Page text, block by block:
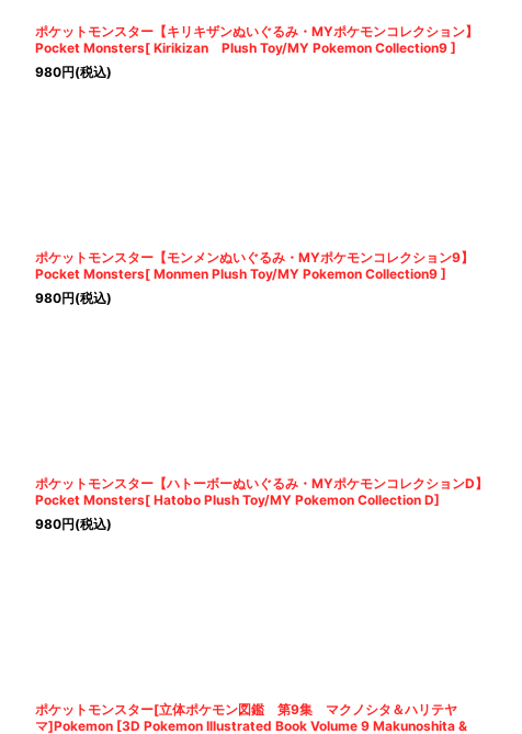
ポケットモンスター【キリキザンぬいぐるみ・MYポケモンコレクション】
Pocket Monsters[ Kirikizan Plush Toy/MY Pokemon Collection9 ]
980円(税込)
ポケットモンスター【モンメンぬいぐるみ・MYポケモンコレクション9】
Pocket Monsters[ Monmen Plush Toy/MY Pokemon Collection9 ]
980円(税込)
ポケットモンスター【ハトーボーぬいぐるみ・MYポケモンコレクションD】
Pocket Monsters[ Hatobo Plush Toy/MY Pokemon Collection D]
980円(税込)
ポケットモンスター[立体ポケモン図鑑 第9集 マクノシタ＆ハリテヤ
マ]Pokemon [3D Pokemon Illustrated Book Volume 9 Makunoshita &